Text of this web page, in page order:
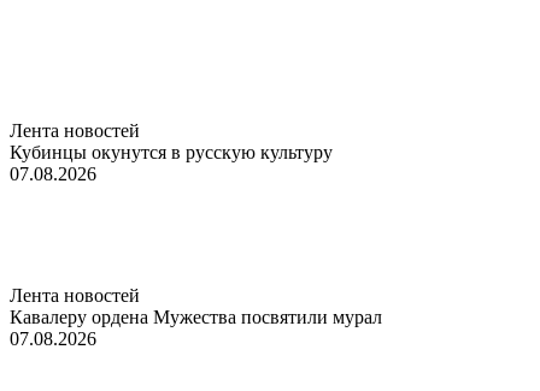
Лента новостей
Кубинцы окунутся в русскую культуру
07.08.2026
Лента новостей
Кавалеру ордена Мужества посвятили мурал
07.08.2026